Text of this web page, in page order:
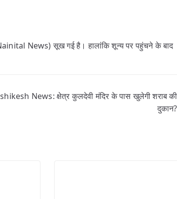
News) सूख गई है। हालांकि शून्य पर पहुंचने के बाद
News: क्षेत्र कुलदेवी मंदिर के पास खुलेगी शराब की
दुकान?